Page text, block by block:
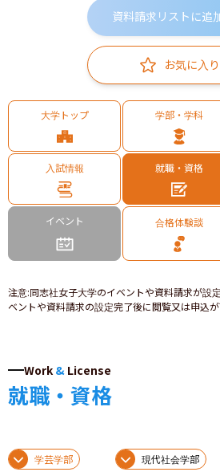
資料請求リストに追
お気に入り
大学トップ 学部・学科
入試情報 就職・資格
イベント 合格体験談
注意:同志社女子大学のイベントや資料請求が設
ベントや資料請求の設定完了後に閲覧又は申込が
Work & License
就職・資格
学芸学部 現代社会学部